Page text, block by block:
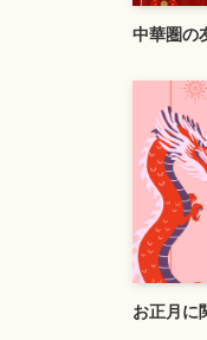
中華圏の
お正月に